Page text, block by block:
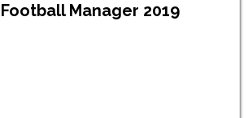
Football Manager 2019